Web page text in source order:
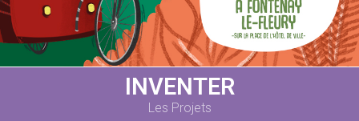
INVENTER
Les Projets